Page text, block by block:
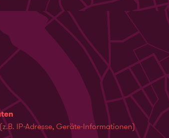
IP-Adresse, Geräte-Informationen)